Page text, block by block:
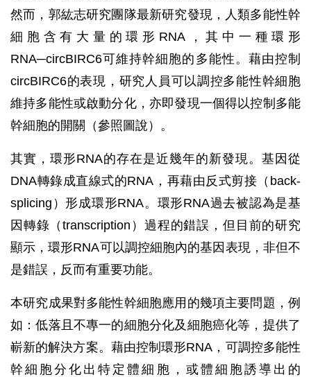
然而，郭紘志研究團隊最新研究發現，人類多能性幹
細胞含有大量的環形RNA，其中一種環形
RNA─circBIRC6可維持幹細胞的多能性。藉由控制
circBIRC6的表現，研究人員可以調控多能性幹細胞
維持多能性或啟動分化，亦即發現一個得以控制多能
幹細胞的開關（參照圖說）。
其實，環形RNA的存在是近幾年的新發現。基因從
DNA轉錄成直線式的RNA，再藉由反式剪接（back-
splicing）形成環形RNA。環形RNA過去被認為是基
因轉錄（transcription）過程的錯誤，但目前的研究
顯示，環形RNA可以調控細胞內的基因表現，非但不
是錯誤，反而有重要功能。
本研究成果對多能性幹細胞應用的幾項主要問題，例
如：低落且不專一的細胞分化及細胞癌化等，提供了
嶄新的解決方案。藉由控制環形RNA，可調控多能性
幹細胞分化出特定體細胞，或體細胞誘導出的